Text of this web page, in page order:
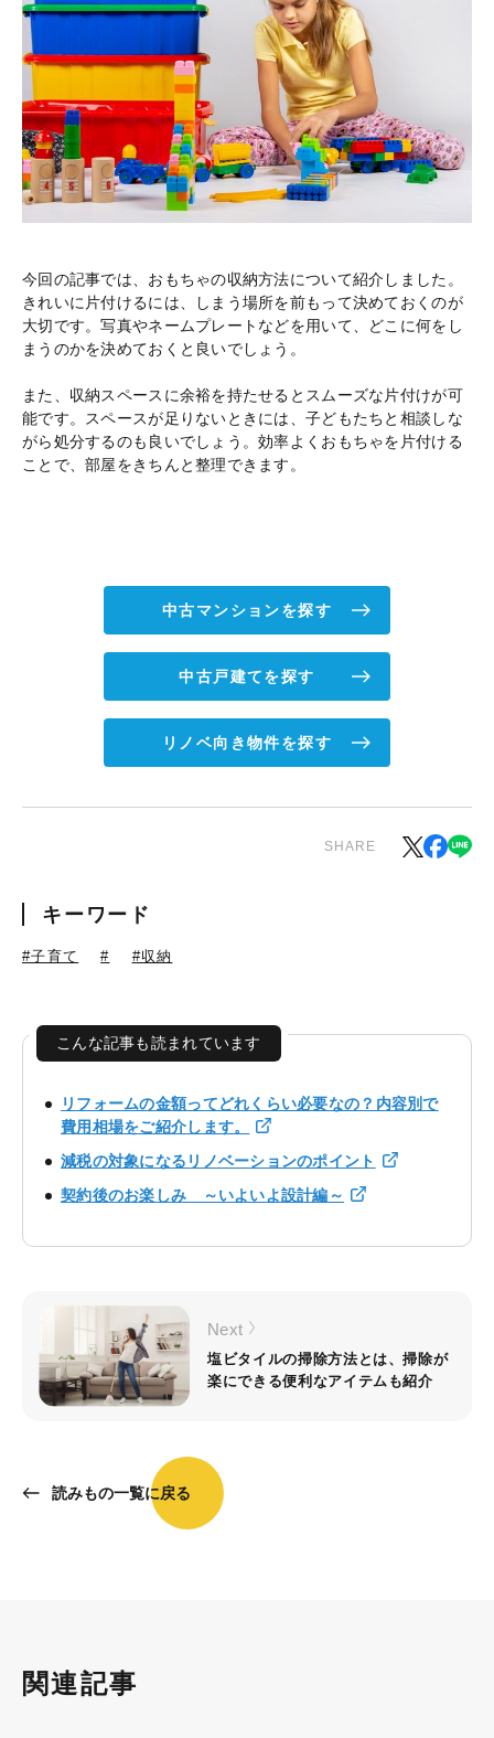
今回の記事では、おもちゃの収納方法について紹介しました。
きれいに片付けるには、しまう場所を前もって決めておくのが
大切です。写真やネームプレートなどを用いて、どこに何をし
まうのかを決めておくと良いでしょう。
また、収納スペースに余裕を持たせるとスムーズな片付けが可
能です。スペースが足りないときには、子どもたちと相談しな
がら処分するのも良いでしょう。効率よくおもちゃを片付ける
ことで、部屋をきちんと整理できます。
中古マンションを探す
中古戸建てを探す
リノベ向き物件を探す
SHARE
キーワード
#子育て # #収納
こんな記事も読まれています
リフォームの金額ってどれくらい必要なの？内容別で
費用相場をご紹介します。
減税の対象になるリノベーションのポイント
契約後のお楽しみ ～いよいよ設計編～
読みもの一覧に戻る
Next
塩ビタイルの掃除方法とは、掃除が
楽にできる便利なアイテムも紹介
関連記事